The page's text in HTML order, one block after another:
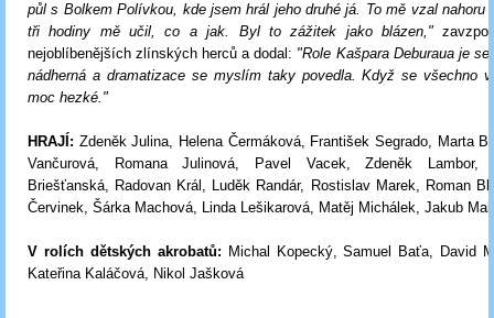
půl s Bolkem Polívkou, kde jsem hrál jeho druhé já. To mě vzal nahoru
tři hodiny mě učil, co a jak. Byl to zážitek jako blázen,"
nejoblíbenějších zlínských herců a dodal: "Role Kašpara Deburaua je
nádherná a dramatizace se myslím taky povedla. Když se všechno
moc hezké."
HRAJÍ: Zdeněk Julina, Helena Čermáková, František Segrado, Marta
Vančurová, Romana Julinová, Pavel Vacek, Zdeněk Lambor,
Briešťanská, Radovan Král, Luděk Randár, Rostislav Marek, Roman
Červinek, Šárka Machová, Linda Lešikarová, Matěj Michálek, Jakub
V rolích dětských akrobatů: Michal Kopecký, Samuel Baťa, David
Kateřina Kaláčová, Nikol Jašková